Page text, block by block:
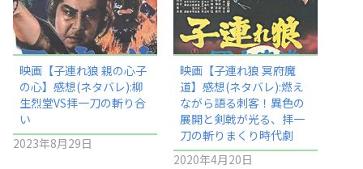
映画【子連れ狼 親の心子
の心】感想(ネタバレ):柳
生烈堂VS拝一刀の斬り合
い
2023年8月29日
映画【子連れ狼 冥府魔
道】感想(ネタバレ):燃え
ながら語る刺客！異色の
展開と剣戟が光る、拝一
刀の斬りまくり時代劇
2020年4月20日